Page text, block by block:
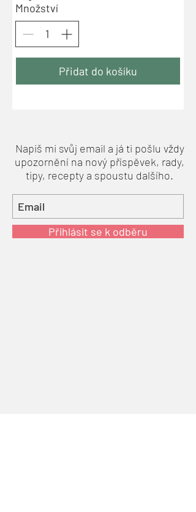
Množství
Přidat do košíku
Napiš mi svůj email a já ti pošlu vždy
upozornění na nový příspěvek, rady,
tipy, recepty a spoustu dalšího.
Přihlásit se k odběru